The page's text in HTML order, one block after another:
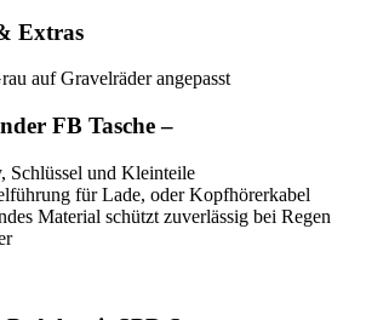
Extras
FB Tasche –
Schlüssel und Kleinteile
für Lade, oder Kopfhörerkabel
Material schützt zuverlässig bei Regen